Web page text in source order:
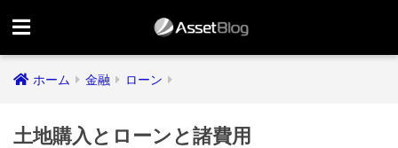
ホーム 金融 ローン
土地購入とローンと諸費用